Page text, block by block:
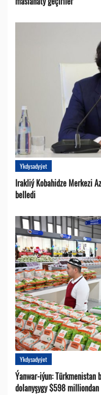
Ykdysadyýet
Irakliý Kobahidze Merkezi
belledi
Ykdysadyýet
Ýanwar-iýun: Türkmenistan
dolanyşygy $598